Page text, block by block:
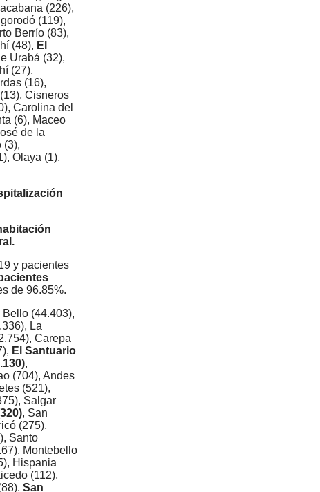
(226),
(119),
Berrío (83),
(48), El
Urabá (32),
(27),
(16),
Cisneros
Carolina del
(6), Maceo
de la
(3),
Olaya (1),
y pacientes
de 96.85%.
(44.403),
La
Carepa
El Santuario
,
(704), Andes
(521),
Salgar
, San
(275),
Santo
Montebello
Hispania
(112),
San